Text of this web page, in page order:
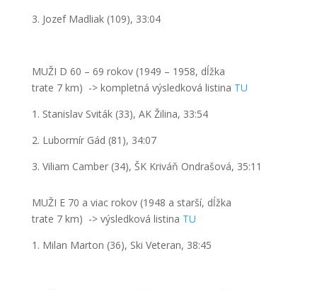
3. Jozef Madliak (109), 33:04
MUŽI D 60 – 69 rokov (1949 – 1958, dĺžka
trate 7 km) -> kompletná výsledková listina TU
1. Stanislav Sviták (33), AK Žilina, 33:54
2. Lubormír Gád (81), 34:07
3. Viliam Camber (34), ŠK Kriváň Ondrašová, 35:11
MUŽI E 70 a viac rokov (1948 a starší, dĺžka
trate 7 km) -> výsledková listina TU
1. Milan Marton (36), Ski Veteran, 38:45